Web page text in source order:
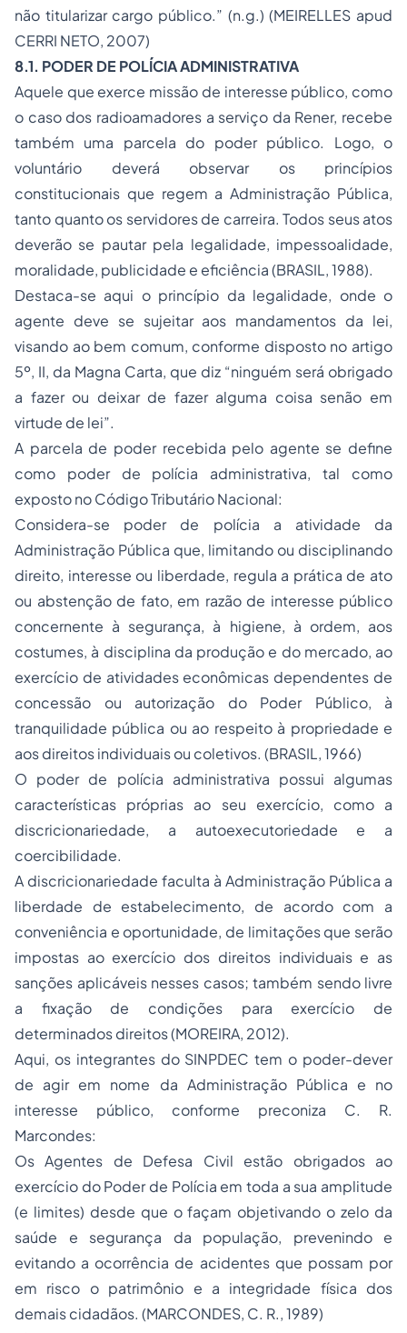
não titularizar cargo público.” (n.g.) (MEIRELLES apud
CERRI NETO, 2007)
8.1. PODER DE POLÍCIA ADMINISTRATIVA
Aquele que exerce missão de interesse público, como
o caso dos radioamadores a serviço da Rener, recebe
também uma parcela do poder público. Logo, o
voluntário deverá observar os princípios
constitucionais que regem a Administração Pública,
tanto quanto os servidores de carreira. Todos seus atos
deverão se pautar pela legalidade, impessoalidade,
moralidade, publicidade e eficiência (BRASIL, 1988).
Destaca-se aqui o princípio da legalidade, onde o
agente deve se sujeitar aos mandamentos da lei,
visando ao bem comum, conforme disposto no artigo
5º, II, da Magna Carta, que diz “ninguém será obrigado
a fazer ou deixar de fazer alguma coisa senão em
virtude de lei”.
A parcela de poder recebida pelo agente se define
como poder de polícia administrativa, tal como
exposto no Código Tributário Nacional:
Considera-se poder de polícia a atividade da
Administração Pública que, limitando ou disciplinando
direito, interesse ou liberdade, regula a prática de ato
ou abstenção de fato, em razão de interesse público
concernente à segurança, à higiene, à ordem, aos
costumes, à disciplina da produção e do mercado, ao
exercício de atividades econômicas dependentes de
concessão ou autorização do Poder Público, à
tranquilidade pública ou ao respeito à propriedade e
aos direitos individuais ou coletivos. (BRASIL, 1966)
O poder de polícia administrativa possui algumas
características próprias ao seu exercício, como a
discricionariedade, a autoexecutoriedade e a
coercibilidade.
A discricionariedade faculta à Administração Pública a
liberdade de estabelecimento, de acordo com a
conveniência e oportunidade, de limitações que serão
impostas ao exercício dos direitos individuais e as
sanções aplicáveis nesses casos; também sendo livre
a fixação de condições para exercício de
determinados direitos (MOREIRA, 2012).
Aqui, os integrantes do SINPDEC tem o poder-dever
de agir em nome da Administração Pública e no
interesse público, conforme preconiza C. R.
Marcondes:
Os Agentes de Defesa Civil estão obrigados ao
exercício do Poder de Polícia em toda a sua amplitude
(e limites) desde que o façam objetivando o zelo da
saúde e segurança da população, prevenindo e
evitando a ocorrência de acidentes que possam por
em risco o patrimônio e a integridade física dos
demais cidadãos. (MARCONDES, C. R., 1989)